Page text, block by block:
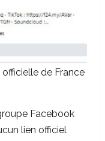
de France
Facebook
lien officiel